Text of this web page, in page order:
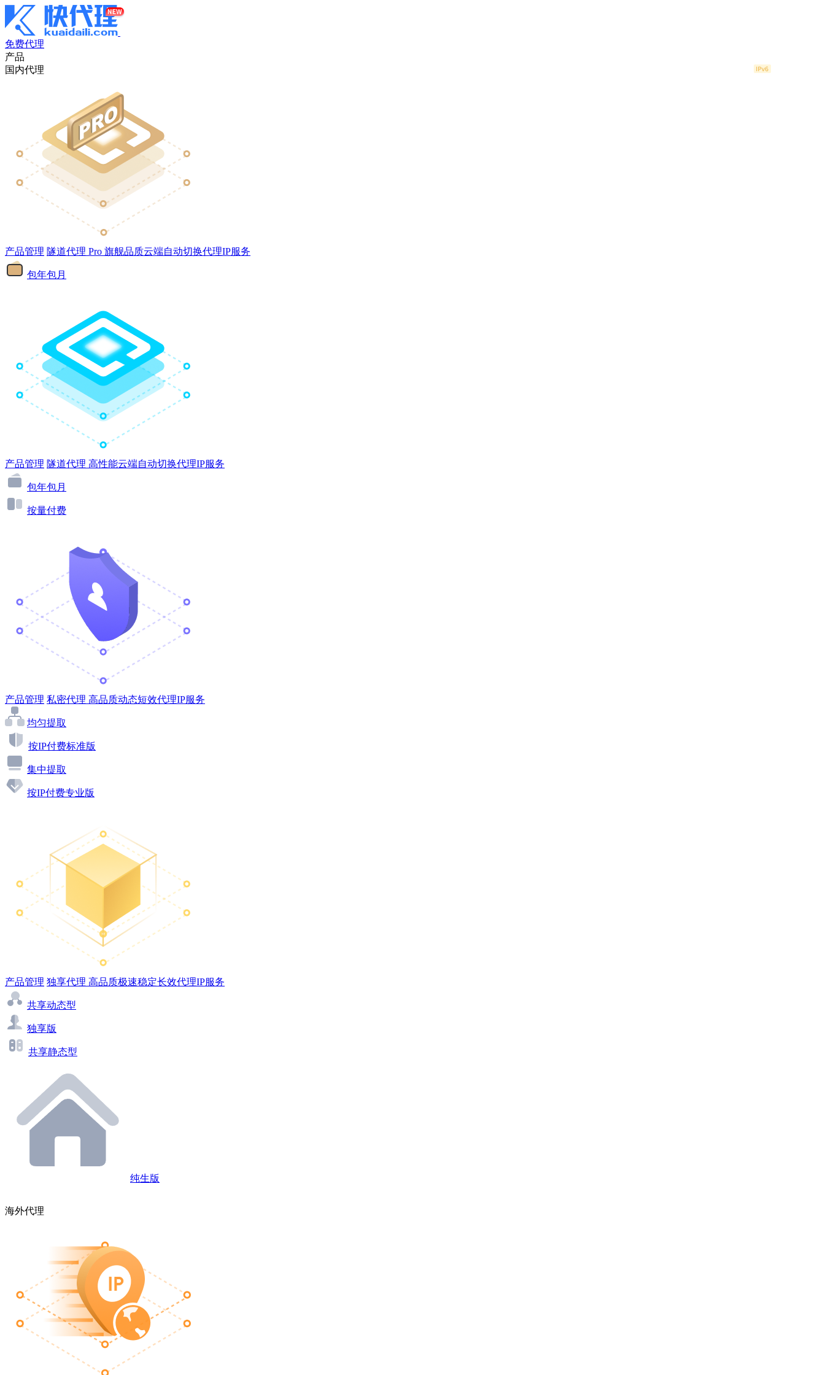
免费代理
产品
国内代理
产品管理 隧道代理 Pro 旗舰品质云端自动切换代理IP服务
包年包月
产品管理 隧道代理 高性能云端自动切换代理IP服务
包年包月
按量付费
产品管理 私密代理 高品质动态短效代理IP服务
均匀提取
按IP付费标准版
集中提取
按IP付费专业版
产品管理 独享代理 高品质极速稳定长效代理IP服务
共享动态型
独享版
共享静态型
纯生版
海外代理